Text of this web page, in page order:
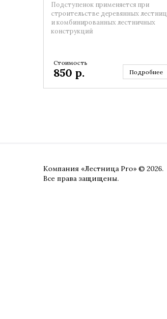
Подступенок применяется при
строительстве деревянных лестниц
и комбинированных лестничных
конструкций
Стоимость
850 р. Подробнее
Компания «Лестница Pro» © 2026.
Все права защищены.